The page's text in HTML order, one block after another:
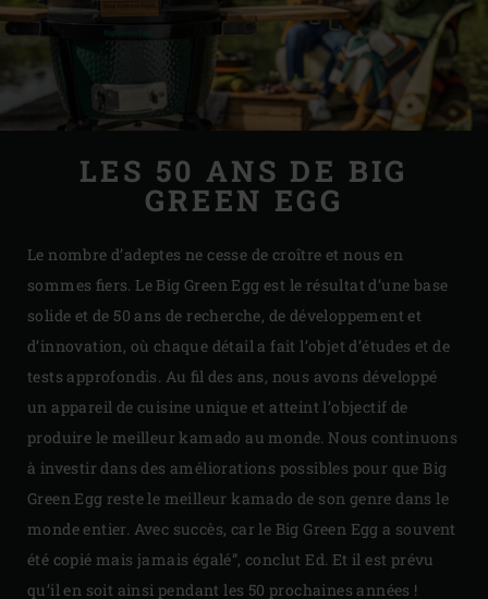
LES 50 ANS DE BIG
GREEN EGG
Le nombre d’adeptes ne cesse de croître et nous en
sommes fiers. Le Big Green Egg est le résultat d’une base
solide et de 50 ans de recherche, de développement et
d’innovation, où chaque détail a fait l’objet d’études et de
tests approfondis. Au fil des ans, nous avons développé
un appareil de cuisine unique et atteint l’objectif de
produire le meilleur kamado au monde. Nous continuons
à investir dans des améliorations possibles pour que Big
Green Egg reste le meilleur kamado de son genre dans le
monde entier. Avec succès, car le Big Green Egg a souvent
été copié mais jamais égalé”, conclut Ed. Et il est prévu
qu’il en soit ainsi pendant les 50 prochaines années !